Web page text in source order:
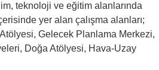
teknoloji ve eğitim alanlarında
yer alan çalışma alanları;
Gelecek Planlama Merkezi,
Doğa Atölyesi, Hava-Uzay